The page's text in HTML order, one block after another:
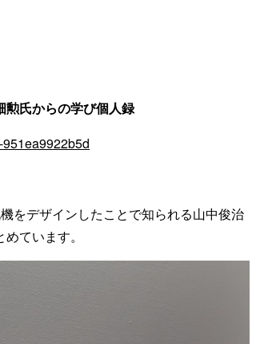
勲氏からの学び個人録
をデザインしたことで知られる山中俊治
ています。